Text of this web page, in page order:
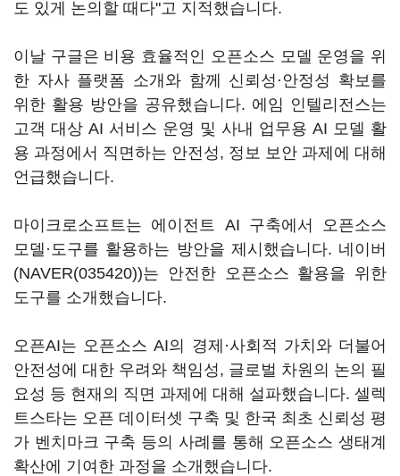
도 있게 논의할 때다"고 지적했습니다.
이날 구글은 비용 효율적인 오픈소스 모델 운영을 위
한 자사 플랫폼 소개와 함께 신뢰성·안정성 확보를
위한 활용 방안을 공유했습니다. 에임 인텔리전스는
고객 대상 AI 서비스 운영 및 사내 업무용 AI 모델 활
용 과정에서 직면하는 안전성, 정보 보안 과제에 대해
언급했습니다.
마이크로소프트는 에이전트 AI 구축에서 오픈소스
모델·도구를 활용하는 방안을 제시했습니다. 네이버
(NAVER(035420))는 안전한 오픈소스 활용을 위한
도구를 소개했습니다.
오픈AI는 오픈소스 AI의 경제·사회적 가치와 더불어
안전성에 대한 우려와 책임성, 글로벌 차원의 논의 필
요성 등 현재의 직면 과제에 대해 설파했습니다. 셀렉
트스타는 오픈 데이터셋 구축 및 한국 최초 신뢰성 평
가 벤치마크 구축 등의 사례를 통해 오픈소스 생태계
확산에 기여한 과정을 소개했습니다.